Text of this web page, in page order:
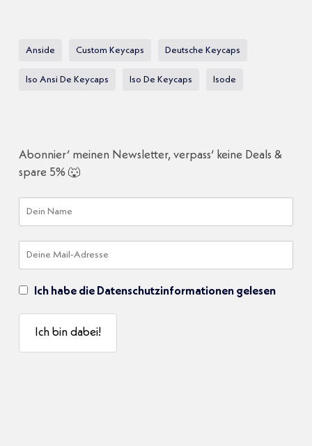
Anside Custom Keycaps Deutsche Keycaps
Iso Ansi De Keycaps Iso De Keycaps Isode
Abonnier‘ meinen Newsletter, verpass‘ keine Deals &
spare 5% 🐺
Ich habe die Datenschutzinformationen gelesen